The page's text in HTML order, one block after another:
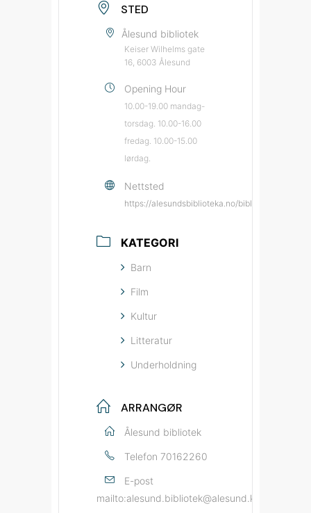
STED
Ålesund bibliotek
Keiser Wilhelms gate
16, 6003 Ålesund
Opening Hour
10.00-19.00 mandag-
torsdag. 10.00-16.00
fredag. 10.00-15.00
lørdag.
Nettsted
https://alesundsbiblioteka.no/biblioteka/
KATEGORI
Barn
Film
Kultur
Litteratur
Underholdning
ARRANGØR
Ålesund bibliotek
Telefon 70162260
E-post
mailto:alesund.bibliotek@alesund.kommune.no